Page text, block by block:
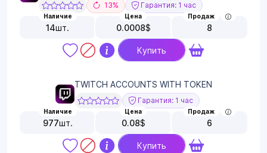
13% Гарантия: 1 час
Наличие
14шт.
Цена
0.0008$
Продаж
8
Купить
TWITCH ACCOUNTS WITH TOKEN
Гарантия: 1 час
Наличие
977шт.
Цена
0.08$
Продаж
6
Купить